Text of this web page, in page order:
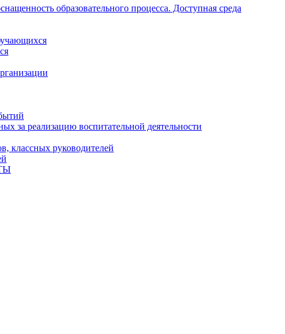
образовательного процесса. Доступная среда
за реализацию воспитательной деятельности
классных руководителей